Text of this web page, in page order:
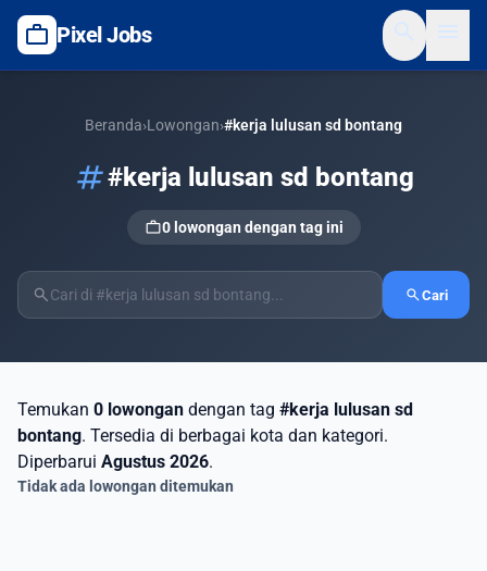
work Pixel Jobs
Beranda›Lowongan›#kerja lulusan sd bontang
tag#kerja lulusan sd bontang
work0 lowongan dengan tag ini
search searchCari
Temukan 0 lowongan dengan tag #kerja lulusan sd
bontang. Tersedia di berbagai kota dan kategori.
Diperbarui Agustus 2026.
Tidak ada lowongan ditemukan